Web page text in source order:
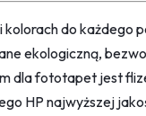
do każdego
ekologiczną,
dla fototapet jest
HP najwyższej